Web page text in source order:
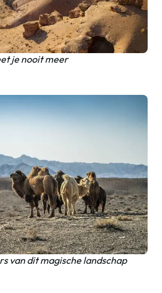
je nooit meer
van dit magische landschap